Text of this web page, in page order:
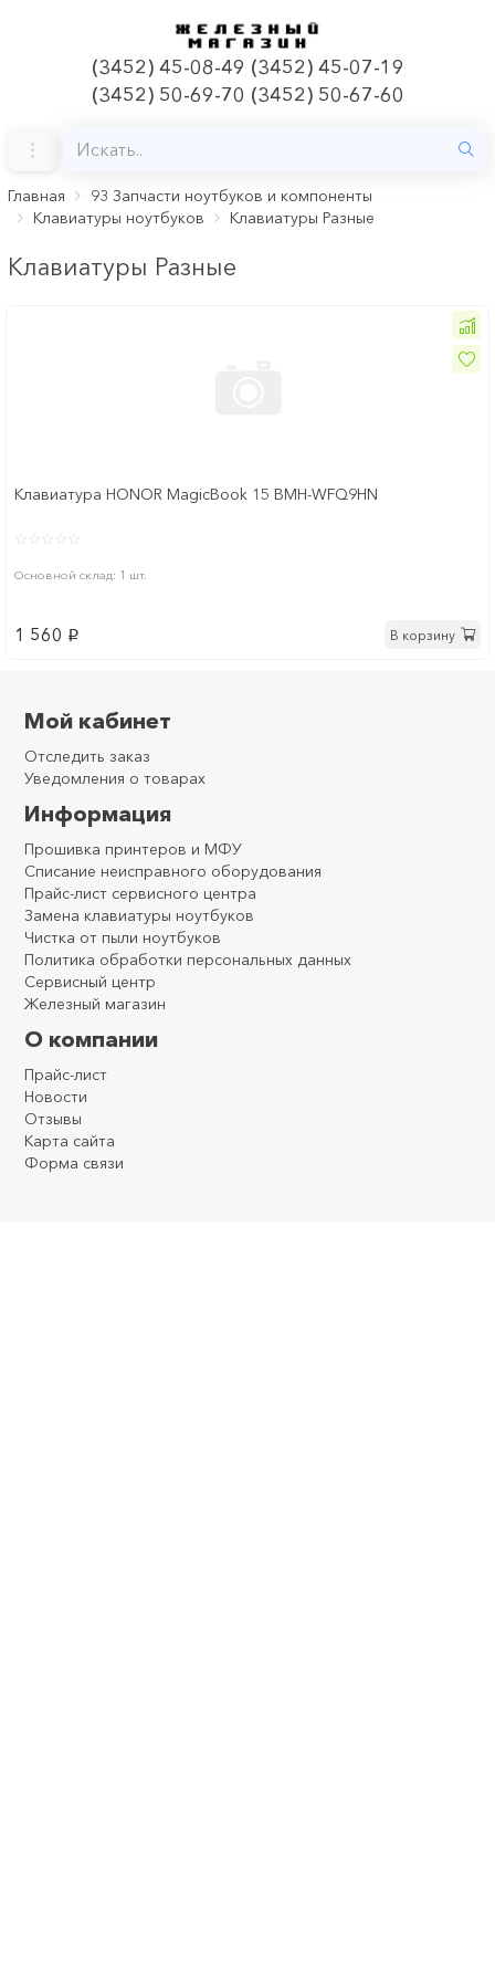
(3452) 45-08-49 (3452) 45-07-19
(3452) 50-69-70 (3452) 50-67-60
Главная
93 Запчасти ноутбуков и компоненты
Клавиатуры ноутбуков
Клавиатуры Разные
Клавиатуры Разные
Клавиатура HONOR MagicBook 15 BMH-WFQ9HN
Основной склад: 1 шт.
1 560 p В корзину
Мой кабинет
Отследить заказ
Уведомления о товарах
Информация
Прошивка принтеров и МФУ
Списание неисправного оборудования
Прайс-лист сервисного центра
Замена клавиатуры ноутбуков
Чистка от пыли ноутбуков
Политика обработки персональных данных
Сервисный центр
Железный магазин
О компании
Прайс-лист
Новости
Отзывы
Карта сайта
Форма связи